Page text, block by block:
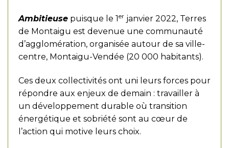
Ambitieuse puisque le 1er janvier 2022, Terres
de Montaigu est devenue une communauté
d’agglomération, organisée autour de sa ville-
centre, Montaigu-Vendée (20 000 habitants).
Ces deux collectivités ont uni leurs forces pour
répondre aux enjeux de demain : travailler à
un développement durable où transition
énergétique et sobriété sont au cœur de
l’action qui motive leurs choix.